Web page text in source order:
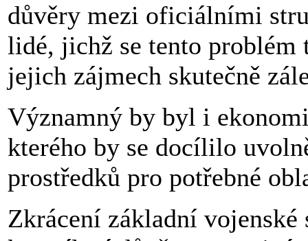
důvěry mezi oficiálními
lidé, jichž se tento
jejich zájmech skutečně
Významný by byl i
kterého by se docílilo
prostředků pro potřebné
Zkrácení základní